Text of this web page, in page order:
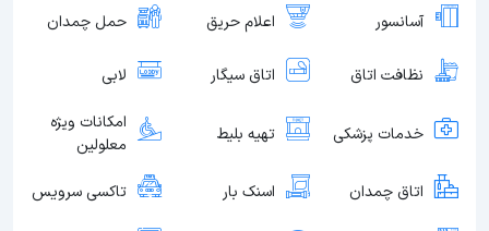
آسانسور اعلام حریق حمل چمدان
نظافت اتاق اتاق سیگار لابی
خدمات پزشکی تهیه بلیط
امکانات ویژه
معلولین
اتاق چمدان اسنک بار تاکسی سرویس